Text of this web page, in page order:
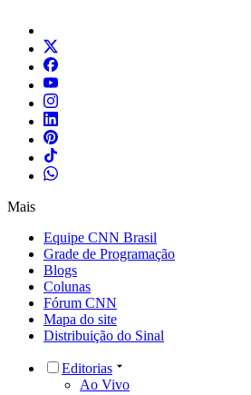
Mais
Equipe CNN Brasil
Grade de Programação
Blogs
Colunas
Fórum CNN
Mapa do site
Distribuição do Sinal
Editorias
Ao Vivo